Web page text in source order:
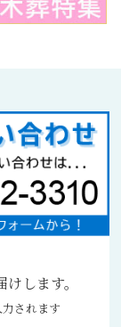
します。
されます